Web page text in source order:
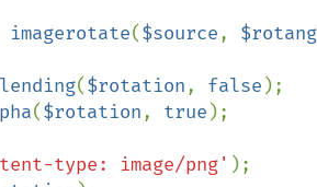
imagerotate($source, $rotang
($rotation, false );
($rotation, true );
type: image/png' );